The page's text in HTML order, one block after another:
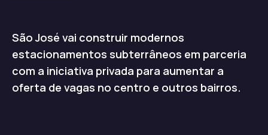
São José vai construir modernos
estacionamentos subterrâneos em parceria
com a iniciativa privada para aumentar a
oferta de vagas no centro e outros bairros.